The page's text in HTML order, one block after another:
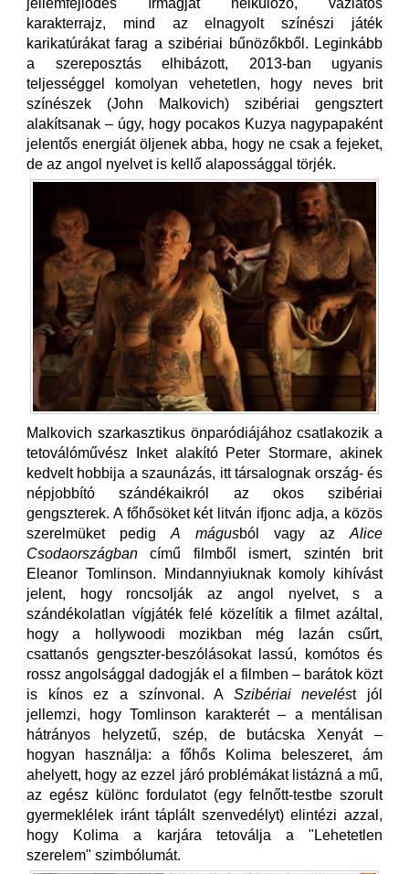
jellemfejlődés írmagját nélkülöző, vázlatos
karakterrajz, mind az elnagyolt színészi játék
karikatúrákat farag a szibériai bűnözőkből. Leginkább
a szereposztás elhibázott, 2013-ban ugyanis
teljességgel komolyan vehetetlen, hogy neves brit
színészek (John Malkovich) szibériai gengsztert
alakítsanak – úgy, hogy pocakos Kuzya nagypapaként
jelentős energiát öljenek abba, hogy ne csak a fejeket,
de az angol nyelvet is kellő alapossággal törjék.
Malkovich szarkasztikus önparódiájához csatlakozik a
tetoválóművész Inket alakító Peter Stormare, akinek
kedvelt hobbija a szaunázás, itt társalognak ország- és
népjobbító szándékaikról az okos szibériai
gengszterek. A főhősöket két litván ifjonc adja, a közös
szerelmüket pedigA mágusból vagy azAlice
Csodaországban című filmből ismert, szintén brit
Eleanor Tomlinson. Mindannyiuknak komoly kihívást
jelent, hogy roncsolják az angol nyelvet, s a
szándékolatlan vígjáték felé közelítik a filmet azáltal,
hogy a hollywoodi mozikban még lazán csűrt,
csattanós gengszter-beszólásokat lassú, komótos és
rossz angolsággal dadogják el a filmben – barátok közt
is kínos ez a színvonal. A Szibériai nevelést jól
jellemzi, hogy Tomlinson karakterét – a mentálisan
hátrányos helyzetű, szép, de butácska Xenyát –
hogyan használja: a főhős Kolima beleszeret, ám
ahelyett, hogy az ezzel járó problémákat listázná a mű,
az egész különc fordulatot (egy felnőtt-testbe szorult
gyermeklélek iránt táplált szenvedélyt) elintézi azzal,
hogy Kolima a karjára tetoválja a "Lehetetlen
szerelem" szimbólumát.